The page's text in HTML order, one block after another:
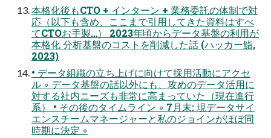
本格化後もCTO + インターン + 業務委託の体制で対
応（以下も含め、ここまで引用してきた資料はすべ
てCTOお手製…） 2023年頃からデータ基盤の利用が
本格化 分析基盤のコストを削減した話 (ハッカー鮨,
2023)
• データ組織の立ち上げに向けて採用活動にアクセ
ル ◦ データ基盤の話以外にも、攻めのデータ活用に
対する社内ニーズも非常に高まっていた（現在進行
系） • その後のタイムライン ◦ 7月末: 現データサイ
エンスチームマネージャーと私のジョインがほぼ同
時期に決定 ◦